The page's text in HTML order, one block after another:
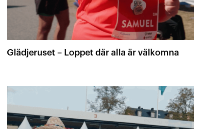
Glädjeruset – Loppet där alla är välkomna